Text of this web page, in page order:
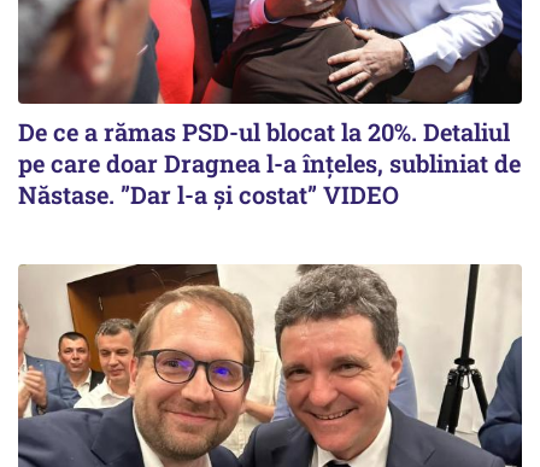
De ce a rămas PSD-ul blocat la 20%. Detaliul
pe care doar Dragnea l-a înțeles, subliniat de
Năstase. ”Dar l-a și costat” VIDEO